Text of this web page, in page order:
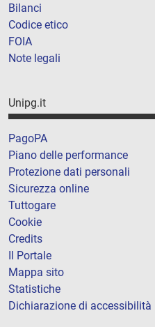
Bilanci
Codice etico
FOIA
Note legali
Unipg.it
PagoPA
Piano delle performance
Protezione dati personali
Sicurezza online
Tuttogare
Cookie
Credits
Il Portale
Mappa sito
Statistiche
Dichiarazione di accessibilità